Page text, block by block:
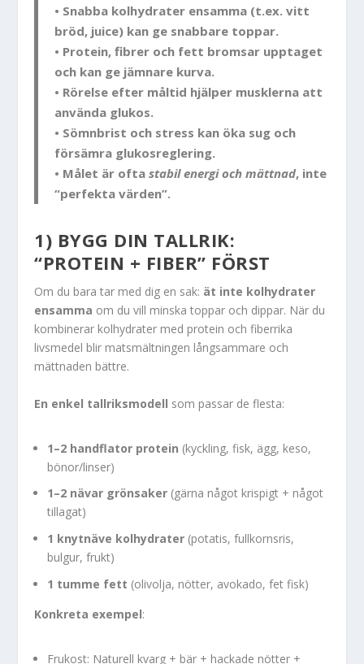
• Snabba kolhydrater ensamma (t.ex. vitt
bröd, juice) kan ge snabbare toppar.
• Protein, fibrer och fett bromsar upptaget
och kan ge jämnare kurva.
• Rörelse efter måltid hjälper musklerna att
använda glukos.
• Sömnbrist och stress kan öka sug och
försämra glukosreglering.
• Målet är oftastabil energi och mättnad, inte
“perfekta värden”.
1) BYGG DIN TALLRIK:
“PROTEIN + FIBER” FÖRST
Om du bara tar med dig en sak: ät inte kolhydrater
ensamma om du vill minska toppar och dippar. När du
kombinerar kolhydrater med protein och fiberrika
livsmedel blir matsmältningen långsammare och
mättnaden bättre.
En enkel tallriksmodell som passar de flesta:
1–2 handflator protein (kyckling, fisk, ägg, keso,
bönor/linser)
1–2 nävar grönsaker (gärna något krispigt + något
tillagat)
1 knytnäve kolhydrater (potatis, fullkornsris,
bulgur, frukt)
1 tumme fett (olivolja, nötter, avokado, fet fisk)
Konkreta exempel:
Frukost: Naturell kvarg + bär + hackade nötter +